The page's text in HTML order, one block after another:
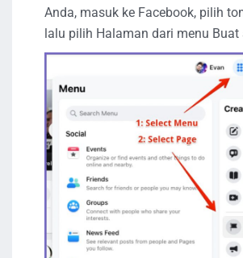
Anda, masuk ke Facebook, pilih
lalu pilih Halaman dari menu Buat